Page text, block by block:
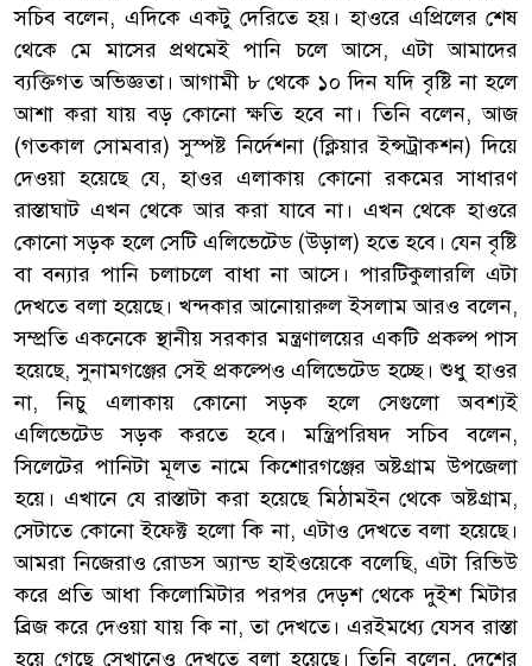
সচিব বলেন, এদিকে একটু দেরিতে হয়। হাওরে এপ্রিলের শেষ
থেকে মে মাসের প্রথমেই পানি চলে আসে, এটা আমাদের
ব্যক্তিগত অভিজ্ঞতা। আগামী ৮ থেকে ১০ দিন যদি বৃষ্টি না হলে
আশা করা যায় বড় কোনো ক্ষতি হবে না। তিনি বলেন, আজ
(গতকাল সোমবার) সুস্পষ্ট নির্দেশনা (ক্লিয়ার ইন্সট্রাকশন) দিয়ে
দেওয়া হয়েছে যে, হাওর এলাকায় কোনো রকমের সাধারণ
রাস্তাঘাট এখন থেকে আর করা যাবে না। এখন থেকে হাওরে
কোনো সড়ক হলে সেটি এলিভেটেড (উড়াল) হতে হবে। যেন বৃষ্টি
বা বন্যার পানি চলাচলে বাধা না আসে। পারটিকুলারলি এটা
দেখতে বলা হয়েছে। খন্দকার আনোয়ারুল ইসলাম আরও বলেন,
সম্প্রতি একনেকে স্থানীয় সরকার মন্ত্রণালয়ের একটি প্রকল্প পাস
হয়েছে, সুনামগঞ্জের সেই প্রকল্পেও এলিভেটেড হচ্ছে। শুধু হাওর
না, নিচু এলাকায় কোনো সড়ক হলে সেগুলো অবশ্যই
এলিভেটেড সড়ক করতে হবে। মন্ত্রিপরিষদ সচিব বলেন,
সিলেটের পানিটা মূলত নামে কিশোরগঞ্জের অষ্টগ্রাম উপজেলা
হয়ে। এখানে যে রাস্তাটা করা হয়েছে মিঠামইন থেকে অষ্টগ্রাম,
সেটাতে কোনো ইফেক্ট হলো কি না, এটাও দেখতে বলা হয়েছে।
আমরা নিজেরাও রোডস অ্যান্ড হাইওয়েকে বলেছি, এটা রিভিউ
করে প্রতি আধা কিলোমিটার পরপর দেড়শ থেকে দুইশ মিটার
ব্রিজ করে দেওয়া যায় কি না, তা দেখতে। এরইমধ্যে যেসব রাস্তা
হয়ে গেছে সেখানেও দেখতে বলা হয়েছে। তিনি বলেন, দেশের